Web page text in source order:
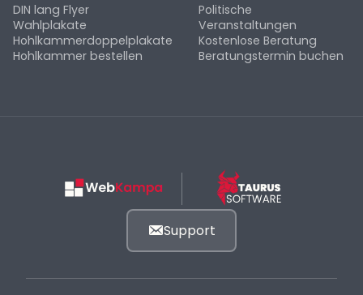
DIN lang Flyer
Wahlplakate
Hohlkammerdoppelplakate
Hohlkammer bestellen
Politische
Veranstaltungen
Kostenlose Beratung
Beratungstermin buchen
Support